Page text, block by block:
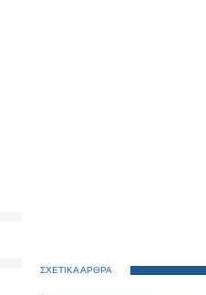
ΣΧΕΤΙΚΑ ΑΡΘΡΑ